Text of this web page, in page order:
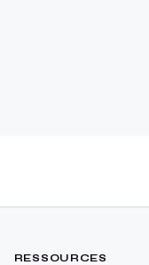
RESSOURCES